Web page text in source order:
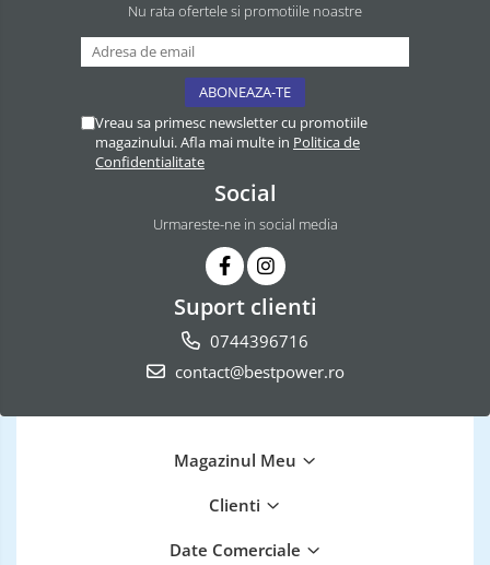
Nu rata ofertele si promotiile noastre
Vreau sa primesc newsletter cu promotiile
magazinului. Afla mai multe in Politica de
Confidentialitate
Social
Urmareste-ne in social media
Suport clienti
0744396716
contact@bestpower.ro
Magazinul Meu
Clienti
Date Comerciale